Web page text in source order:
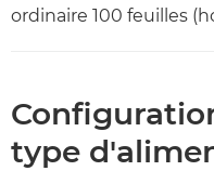
ordinaire 100 feuilles
type